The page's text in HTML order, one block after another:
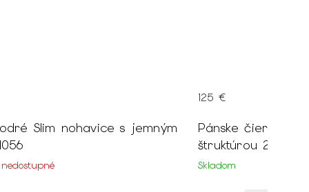
Slim nohavice s jemným
21056
Pánske čierne
štruktúrou 21135
Skladom
125 €